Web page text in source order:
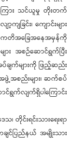
င်ကြား သင်ယူမှု တိုးတက်
ကျခြင်း၊ ကျောင်းများ
ပကတိအခြေအနေအမှန်ကို
ျား အစဉ်ဆောင်ရွက်ပြီး
ျက်များကို ဖြည့်ဆည်း
ဖွဲ့အစည်းများ၊ ဆက်စပ်
ရွက်လျက်ရှိပါကြောင်း
တိုင်းရင်းသားရေးရာ
ချင်ပြည်နယ် အမျိုးသား